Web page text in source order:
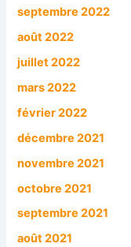
septembre 2022
août 2022
juillet 2022
mars 2022
février 2022
décembre 2021
novembre 2021
octobre 2021
septembre 2021
août 2021